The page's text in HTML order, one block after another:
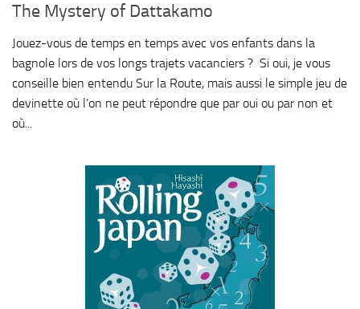
The Mystery of Dattakamo
Jouez-vous de temps en temps avec vos enfants dans la
bagnole lors de vos longs trajets vacanciers ? Si oui, je vous
conseille bien entendu Sur la Route, mais aussi le simple jeu de
devinette où l’on ne peut répondre que par oui ou par non et
où...